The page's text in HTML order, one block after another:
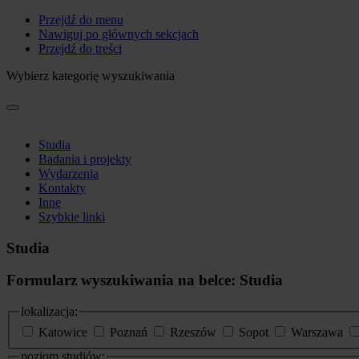
Przejdź do menu
Nawiguj po głównych sekcjach
Przejdź do treści
Wybierz kategorię wyszukiwania
Studia
Badania i projekty
Wydarzenia
Kontakty
Inne
Szybkie linki
Studia
Formularz wyszukiwania na belce: Studia
lokalizacja:
Katowice
Poznań Rzeszów Sopot
Warszawa
poziom studiów: